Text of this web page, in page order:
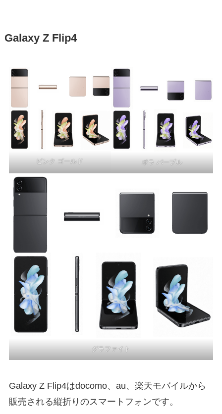
Galaxy Z Flip4
ピンク ゴールド ボラ パープル
グラファイト
Galaxy Z Flip4はdocomo、au、楽天モバイルから
販売される縦折りのスマートフォンです。